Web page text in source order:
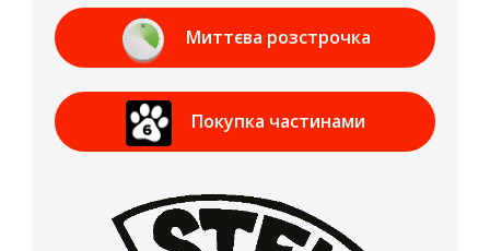
Банк
Миттєва розстрочка
Приват Банк
Покупка частинами